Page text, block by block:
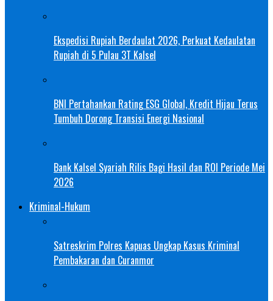
Ekspedisi Rupiah Berdaulat 2026, Perkuat Kedaulatan
Rupiah di 5 Pulau 3T Kalsel
BNI Pertahankan Rating ESG Global, Kredit Hijau Terus
Tumbuh Dorong Transisi Energi Nasional
Bank Kalsel Syariah Rilis Bagi Hasil dan ROI Periode Mei
2026
Kriminal-Hukum
Satreskrim Polres Kapuas Ungkap Kasus Kriminal
Pembakaran dan Curanmor